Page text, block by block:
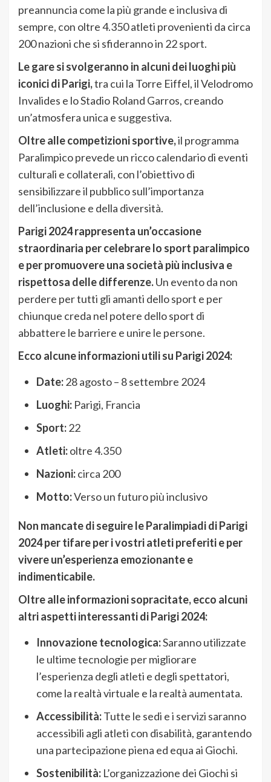
preannuncia come la più grande e inclusiva di
sempre, con oltre 4.350 atleti provenienti da circa
200 nazioni che si sfideranno in 22 sport.
Le gare si svolgeranno in alcuni dei luoghi più
iconici di Parigi,tra cui la Torre Eiffel, il Velodromo
Invalides e lo Stadio Roland Garros, creando
un’atmosfera unica e suggestiva.
Oltre alle competizioni sportive,il programma
Paralimpico prevede un ricco calendario di eventi
culturali e collaterali, con l’obiettivo di
sensibilizzare il pubblico sull’importanza
dell’inclusione e della diversità.
Parigi 2024 rappresenta un’occasione
straordinaria per celebrare lo sport paralimpico
e per promuovere una società più inclusiva e
rispettosa delle differenze.Un evento da non
perdere per tutti gli amanti dello sport e per
chiunque creda nel potere dello sport di
abbattere le barriere e unire le persone.
Ecco alcune informazioni utili su Parigi 2024:
Date:28 agosto – 8 settembre 2024
Luoghi: Parigi, Francia
Sport:22
Atleti:oltre 4.350
Nazioni:circa 200
Motto:Verso un futuro più inclusivo
Non mancate di seguire le Paralimpiadi di Parigi
2024 per tifare per i vostri atleti preferiti e per
vivere un’esperienza emozionante e
indimenticabile.
Oltre alle informazioni sopracitate, ecco alcuni
altri aspetti interessanti di Parigi 2024:
Innovazione tecnologica:Saranno utilizzate
le ultime tecnologie per migliorare
l’esperienza degli atleti e degli spettatori,
come la realtà virtuale e la realtà aumentata.
Accessibilità:Tutte le sedi e i servizi saranno
accessibili agli atleti con disabilità, garantendo
una partecipazione piena ed equa ai Giochi.
Sostenibilità: L’organizzazione dei Giochi si